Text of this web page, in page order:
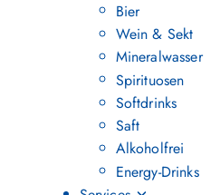
Bier
Wein & Sekt
Mineralwasser
Spirituosen
Softdrinks
Saft
Alkoholfrei
Energy-Drinks